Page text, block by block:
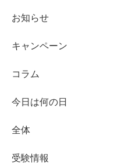
お知らせ
キャンペーン
コラム
今日は何の日
全体
受験情報